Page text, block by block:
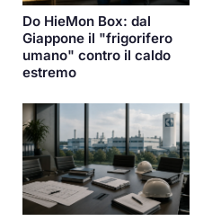
Do HieMon Box: dal
Giappone il "frigorifero
umano" contro il caldo
estremo